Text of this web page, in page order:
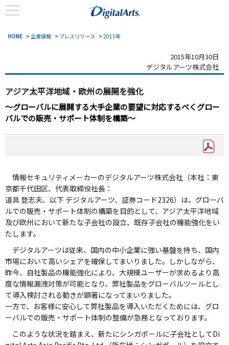
HOME > 企業情報 > プレスリリース > 2015年
2015年10月30日
デジタルアーツ株式会社
アジア太平洋地域・欧州の展開を強化
～グローバルに展開する大手企業の要望に対応するべくグロー
バルでの販売・サポート体制を構築～
情報セキュリティメーカーのデジタルアーツ株式会社（本社：東
京都千代田区、代表取締役社長：
道具 登志夫、以下 デジタルアーツ、証券コード2326）は、グローバ
ルでの販売・サポート体制の構築を目的として、アジア太平洋地域
及び欧州において新たな子会社の設立、既存子会社の機能強化をい
たします。
デジタルアーツは従来、国内の中小企業に強い基盤を持ち、国内
市場において高いシェアを確保してまいりました。しかしながら、
昨今、自社製品の機能強化により、大規模ユーザーが求めるより高
度な情報漏洩対策が可能となり、弊社製品をグローバルツールとし
て導入検討される動きが顕著になってまいりました。
一方で、お客様に安心して弊社製品を導入いただくためには、グロ
ーバルでの販売・サポート体制の整備が急務となっております。
このような状況を踏まえ、新たにシンガポールに子会社としてDi